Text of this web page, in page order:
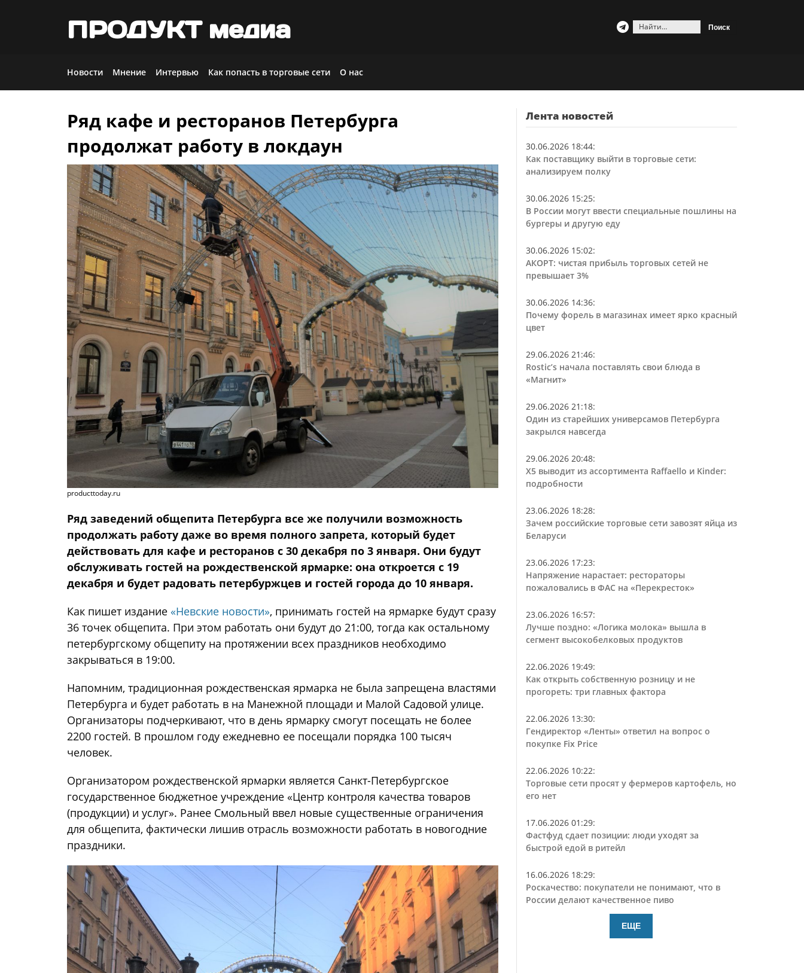
ПРОДУКТ медиа Найти:
Новости Мнение Интервью Как попасть в торговые сети О нас
Skip
content
Ряд кафе и ресторанов Петербурга
продолжат работу в локдаун
producttoday.ru
Ряд заведений общепита Петербурга все же получили возможность
продолжать работу даже во время полного запрета, который будет
действовать для кафе и ресторанов с 30 декабря по 3 января. Они будут
обслуживать гостей на рождественской ярмарке: она откроется с 19
декабря и будет радовать петербуржцев и гостей города до 10 января.
Как пишет издание «Невские новости», принимать гостей на ярмарке будут сразу
36 точек общепита. При этом работать они будут до 21:00, тогда как остальному
петербургскому общепиту на протяжении всех праздников необходимо
закрываться в 19:00.
Напомним, традиционная рождественская ярмарка не была запрещена властями
Петербурга и будет работать в на Манежной площади и Малой Садовой улице.
Организаторы подчеркивают, что в день ярмарку смогут посещать не более
2200 гостей. В прошлом году ежедневно ее посещали порядка 100 тысяч
человек.
Организатором рождественской ярмарки является Санкт-Петербургское
государственное бюджетное учреждение «Центр контроля качества товаров
(продукции) и услуг». Ранее Смольный ввел новые существенные ограничения
для общепита, фактически лишив отрасль возможности работать в новогодние
праздники.
Лента новостей
30.06.2026 18:44:
Как поставщику выйти в торговые сети:
анализируем полку
30.06.2026 15:25:
В России могут ввести специальные пошлины на
бургеры и другую еду
30.06.2026 15:02:
АКОРТ: чистая прибыль торговых сетей не
превышает 3%
30.06.2026 14:36:
Почему форель в магазинах имеет ярко красный
цвет
29.06.2026 21:46:
Rostic’s начала поставлять свои блюда в
«Магнит»
29.06.2026 21:18:
Один из старейших универсамов Петербурга
закрылся навсегда
29.06.2026 20:48:
Х5 выводит из ассортимента Raffaello и Kinder:
подробности
23.06.2026 18:28:
Зачем российские торговые сети завозят яйца из
Беларуси
23.06.2026 17:23:
Напряжение нарастает: рестораторы
пожаловались в ФАС на «Перекресток»
23.06.2026 16:57:
Лучше поздно: «Логика молока» вышла в
сегмент высокобелковых продуктов
22.06.2026 19:49:
Как открыть собственную розницу и не
прогореть: три главных фактора
22.06.2026 13:30:
Гендиректор «Ленты» ответил на вопрос о
покупке Fix Price
22.06.2026 10:22:
Торговые сети просят у фермеров картофель, но
его нет
17.06.2026 01:29:
Фастфуд сдает позиции: люди уходят за
быстрой едой в ритейл
16.06.2026 18:29:
Роскачество: покупатели не понимают, что в
России делают качественное пиво
ЕЩЕ